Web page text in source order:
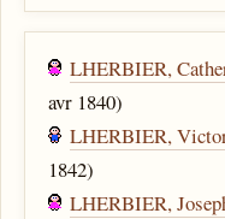
LHERBIER,
avr 1840)
LHERBIER,
1842)
LHERBIER,